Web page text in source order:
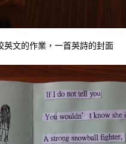
英文的作業，一首英詩的封面